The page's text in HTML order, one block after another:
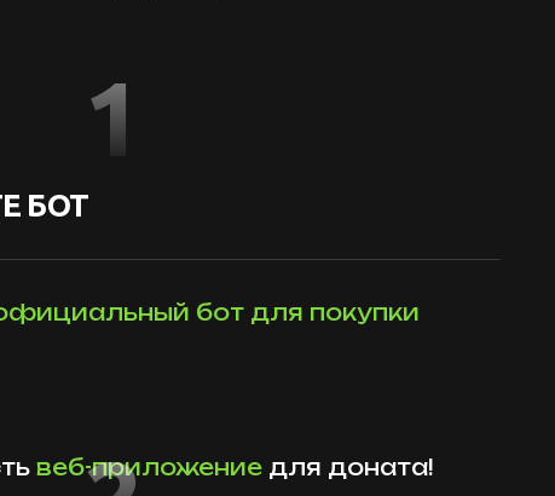
БОТ
бот для покупки
веб-приложение для доната!
1